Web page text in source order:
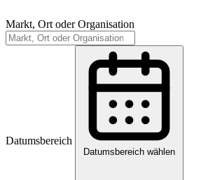
Markt, Ort oder Organisation
Datumsbereich
Datumsbereich wählen